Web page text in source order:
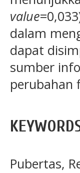
value
dalam
dapat
sumber
perubahan
Pubertas,